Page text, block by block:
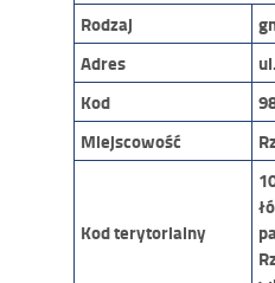
Rodzaj
Adres
Kod
Miejscowość
Kod terytorialny